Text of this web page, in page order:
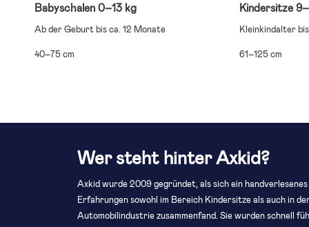
Babyschalen 0–13 kg
Ab der Geburt bis ca. 12 Monate
40–75 cm
Kindersitze
Kleinkindalter
61–125 cm
Wer steht hinter Axkid?
Axkid wurde 2009 gegründet, als sich ein
Erfahrungen sowohl im Bereich Kindersitze als auch in
Automobilindustrie zusammenfand. Sie wurden schnell